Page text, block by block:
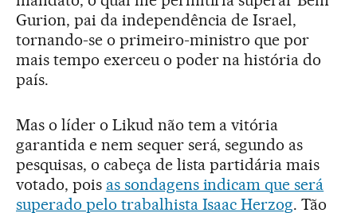
Gurion, pai da independência de Israel,
tornando-se o primeiro-ministro que por
mais tempo exerceu o poder na história do
país.
Mas o líder o Likud não tem a vitória
garantida e nem sequer será, segundo as
pesquisas, o cabeça de lista partidária mais
votado, pois as sondagens indicam que será
superado pelo trabalhista Isaac Herzog. Tão